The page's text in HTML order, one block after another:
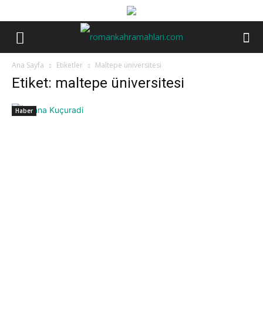
Ana Sayfa Etiketler Maltepe üniversitesi
Etiket: maltepe üniversitesi
Haber